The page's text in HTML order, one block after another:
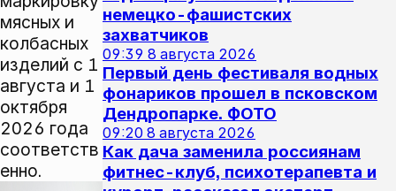
мясных и
колбасных
изделий с 1
августа и 1
октября
2026 года
соответств
енно.
немецко-фашистских
захватчиков
09:39 8 августа 2026
Первый день фестиваля водных
фонариков прошел в псковском
Дендропарке. ФОТО
09:20 8 августа 2026
Как дача заменила россиянам
фитнес-клуб, психотерапевта и